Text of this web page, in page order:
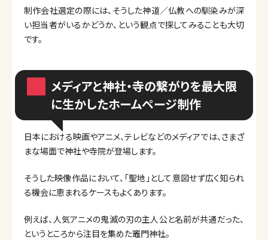
制作会社選定の際には、そうした神道／仏教への馴染みが深
い担当者がいるかどうか、という観点で探してみることも大切
です。
メディアと神社・寺の繋がりを最大限
に生かしたホームページ制作
日本における映画やアニメ、テレビなどのメディアでは、さまざ
まな場面で神社や寺院が登場します。
そうした映像作品において、「聖地」として意図せず広く知られ
る機会に恵まれるケースもよくあります。
例えば、人気アニメの鬼滅の刃の主人公と名前が共通だった、
というところから注目を集めた竈門神社。